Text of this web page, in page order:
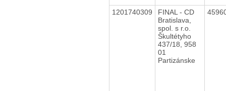
1201740309
FINAL - CD
Bratislava,
spol. s r.o.
Škultétyho
437/18, 958
01
Partizánske